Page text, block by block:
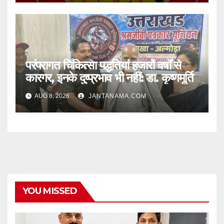
परंपरागत चिकित्सा पद्धतियां हजारों वर्षों से
कारगर, इनके दुष्प्रभाव भी नहीं: डा. कृष्णमूर्ति
AUG 8, 2026 JANTANAMA.COM
YOU MISSED